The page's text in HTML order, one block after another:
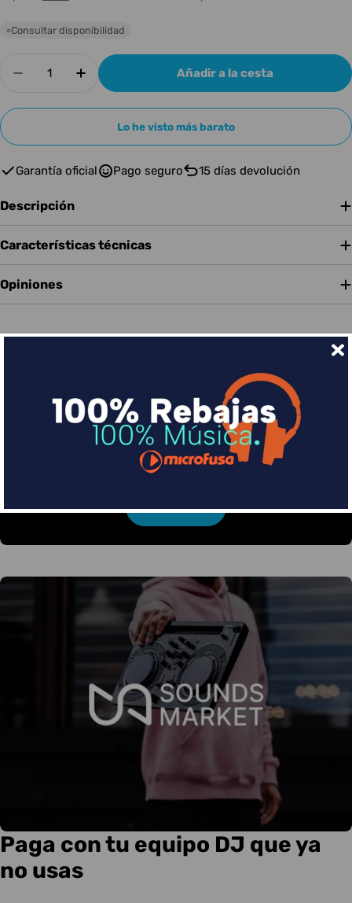
○Consultar disponibilidad
Disminuir cantidad para FENDER
Aumentar cantidad para FENDER
Añadir a la cesta
Lo he visto más barato
Garantía oficial Pago seguro 15 días devolución
Descripción
Características técnicas
Opiniones
Financia tus compras con Sequra
Divide en 3 sin coste o hasta en 18 meses por una
pequeña cuota al mes con Sequra
Más info
Paga con tu equipo DJ que ya
no usas